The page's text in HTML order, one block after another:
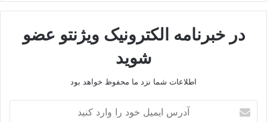
در خبرنامه الکترونیک ویژنتو عضو
شوید
اطلاعات شما نزد ما محفوظ خواهد بود
ایمیل